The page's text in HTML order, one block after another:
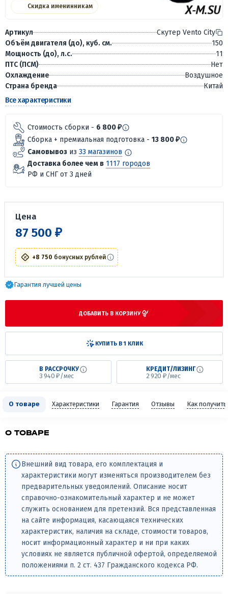
Скидка именинникам
Артикул
Скутер Vento City
Объём двигателя (до), куб. см.
150
Мощность (до), л.с.
11
ПТС (ПСМ)
Нет
Охлаждение
Воздушное
Страна бренда
Китай
Все характеристики
Стоимость сборки - 6 800 ₽
Сборка + премиальная подготовка - 13 800 ₽
Самовывоз из 33 магазинов
Доставка более чем в 1117 городов
РФ и СНГ от 3 дней
Гарантия лучшей цены
Цена
87 500 ₽
+8 750 бонусных рублей
ДОБАВИТЬ В КОРЗИНУ
В РАССРОЧКУ
3 940 ₽/мес
КРЕДИТ/ЛИЗИНГ
2 920 ₽/мес
КУПИТЬ В 1 КЛИК
О товаре Характеристики Гарантия Отзывы Как получить
О ТОВАРЕ
Внешний вид товара, его комплектация и
характеристики могут изменяться производителем без
предварительных уведомлений. Описание носит
справочно-ознакомительный характер и не может
служить основанием для претензий. Вся представленная
на сайте информация, касающаяся технических
характеристик, наличия на складе, стоимости товаров,
носит информационный характер и ни при каких
условиях не является публичной офертой, определяемой
положениями п. 2 ст. 437 Гражданского кодекса РФ.